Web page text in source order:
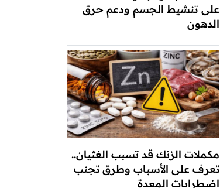
على تنشيط الجسم ودعم حرق
الدهون
مكملات الزنك قد تسبب الغثيان..
تعرف على الأسباب وطرق تجنب
اضطرابات المعدة